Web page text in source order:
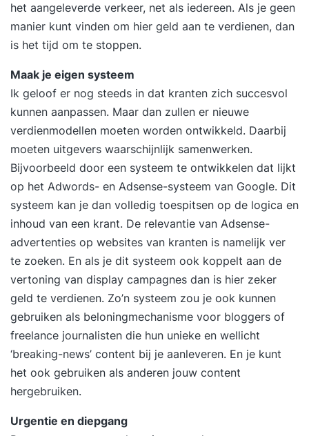
het aangeleverde verkeer, net als iedereen. Als je geen
manier kunt vinden om hier geld aan te verdienen, dan
is het tijd om te stoppen.
Maak je eigen systeem
Ik geloof er nog steeds in dat kranten zich succesvol
kunnen aanpassen. Maar dan zullen er nieuwe
verdienmodellen moeten worden ontwikkeld. Daarbij
moeten uitgevers waarschijnlijk samenwerken.
Bijvoorbeeld door een systeem te ontwikkelen dat lijkt
op het Adwords- en Adsense-systeem van Google. Dit
systeem kan je dan volledig toespitsen op de logica en
inhoud van een krant. De relevantie van Adsense-
advertenties op websites van kranten is namelijk ver
te zoeken. En als je dit systeem ook koppelt aan de
vertoning van display campagnes dan is hier zeker
geld te verdienen. Zo’n systeem zou je ook kunnen
gebruiken als beloningmechanisme voor bloggers of
freelance journalisten die hun unieke en wellicht
‘breaking-news’ content bij je aanleveren. En je kunt
het ook gebruiken als anderen jouw content
hergebruiken.
Urgentie en diepgang